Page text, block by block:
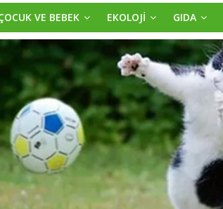
VE BEBEK EKOLOJİ GIDA